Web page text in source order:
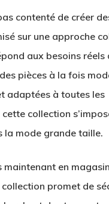
contenté de créer
sur une approche
aux besoins réels
pièces à la fois
adaptées à toutes les
collection
la mode grande taille.
maintenant en
promet de